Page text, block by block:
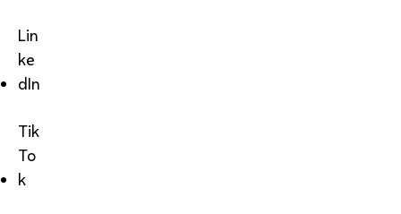
Lin
ke
dIn
Tik
To
k